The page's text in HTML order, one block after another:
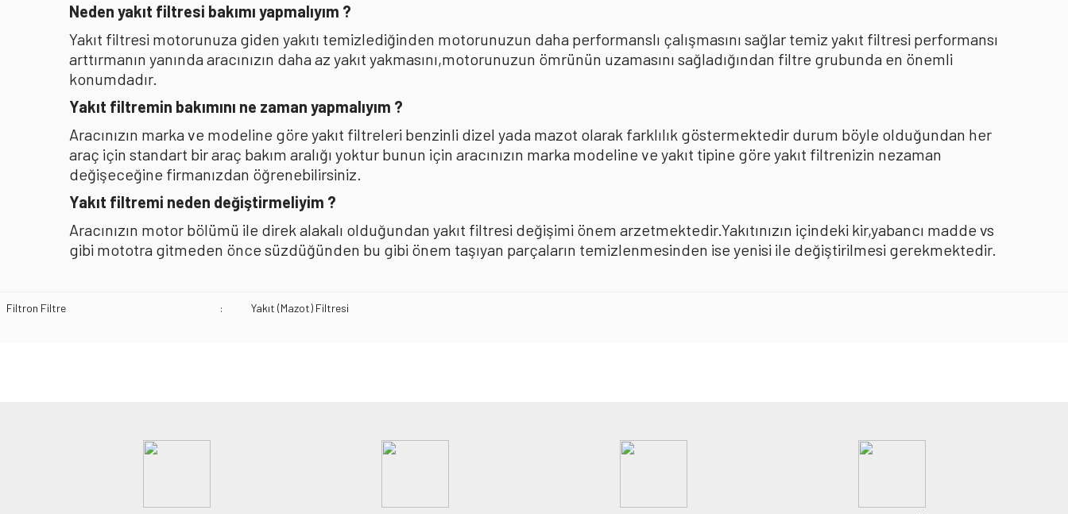
Neden yakıt filtresi bakımı yapmalıyım ?
Yakıt filtresi motorunuza giden yakıtı temizlediğinden motorunuzun daha performanslı çalışmasını sağlar temiz yakıt filtresi performansı
arttırmanın yanında aracınızın daha az yakıt yakmasını,motorunuzun ömrünün uzamasını sağladığından filtre grubunda en önemli
konumdadır.
Yakıt filtremin bakımını ne zaman yapmalıyım ?
Aracınızın marka ve modeline göre yakıt filtreleri benzinli dizel yada mazot olarak farklılık göstermektedir durum böyle olduğundan her
araç için standart bir araç bakım aralığı yoktur bunun için aracınızın marka modeline ve yakıt tipine göre yakıt filtrenizin nezaman
değişeceğine firmanızdan öğrenebilirsiniz.
Yakıt filtremi neden değiştirmeliyim ?
Aracınızın motor bölümü ile direk alakalı olduğundan yakıt filtresi değişimi önem arzetmektedir.Yakıtınızın içindeki kir,yabancı madde vs
gibi mototra gitmeden önce süzdüğünden bu gibi önem taşıyan parçaların temizlenmesinden ise yenisi ile değiştirilmesi gerekmektedir.
Filtron Filtre : Yakıt (Mazot) Filtresi